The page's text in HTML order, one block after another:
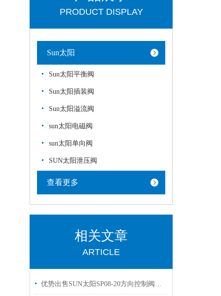
PRODUCT DISPLAY
Sun太阳
Sun太阳平衡阀
Sun太阳插装阀
Sun太阳溢流阀
sun太阳电磁阀
sun太阳单向阀
SUN太阳泄压阀
查看更多
相关文章
ARTICLE
优势出售SUN太阳SP08-20方向控制阀有库存